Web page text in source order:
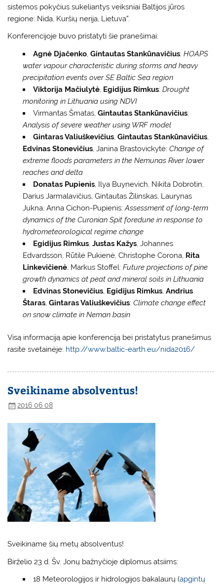
sistemos pokyčius sukeliantys veiksniai Baltijos jūros
regione: Nida, Kuršių nerija, Lietuva”.
Konferencijoje buvo pristatyti šie pranešimai:
Agnė Djačenko, Gintautas Stankūnavičius: HOAPS
water vapour characteristic during storms and heavy
precipitation events over SE Baltic Sea region
Viktorija Mačiulytė, Egidijus Rimkus: Drought
monitoring in Lithuania using NDVI
Virmantas Šmatas, Gintautas Stankūnavičius:
Analysis of severe weather using WRF model
Gintaras Valiuškevičius, Gintautas Stankūnavičius,
Edvinas Stonevičius, Janina Brastovickytė: Change of
extreme floods parameters in the Nemunas River lower
reaches and delta
Donatas Pupienis, Ilya Buynevich, Nikita Dobrotin,
Darius Jarmalavičius, Gintautas Žilinskas, Laurynas
Jukna, Anna Cichon-Pupienis:Assessment of long-term
dynamics of the Curonian Spit foredune in response to
hydrometeorological regime change
Egidijus Rimkus, Justas Kažys, Johannes
Edvardsson, Rūtilė Pukienė, Christophe Corona, Rita
Linkevičienė, Markus Stoffel: Future projections of pine
growth dynamics at peat and mineral soils in Lithuania
Edvinas Stonevičius, Egidijus Rimkus, Andrius
Štaras, Gintaras Valiuškevičius: Climate change effect
on snow climate in Neman basin
Visą informaciją apie konferenciją bei pristatytus pranešimus
rasite svetainėje: http://www.baltic-earth.eu/nida2016/
Sveikiname absolventus!
2016 06 08
Sveikiname šių metų absolventus!
Birželio 23 d. Šv. Jonų bažnyčioje diplomus atsiims:
18 Meteorologijos ir hidrologijos bakalaurų (apgintų